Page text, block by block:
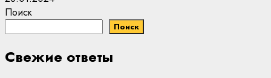
Поиск
Поиск
Свежие ответы